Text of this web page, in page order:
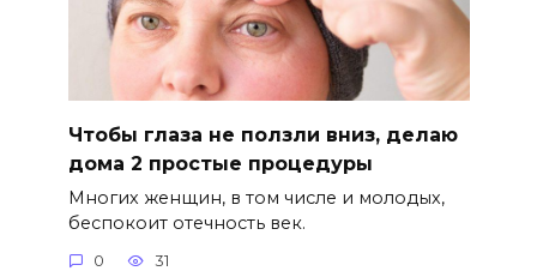
Чтобы глаза не ползли вниз, делаю
дома 2 простые процедуры
Многих женщин, в том числе и молодых,
беспокоит отечность век.
0 31